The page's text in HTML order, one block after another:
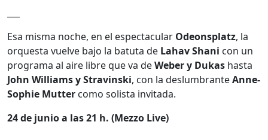
Esa misma noche, en el espectacular Odeonsplatz, la
orquesta vuelve bajo la batuta de Lahav Shani con un
programa al aire libre que va deWeber y Dukas hasta
John Williams y Stravinski, con la deslumbranteAnne-
Sophie Mutter como solista invitada.
24 de junio a las 21 h. (Mezzo Live)